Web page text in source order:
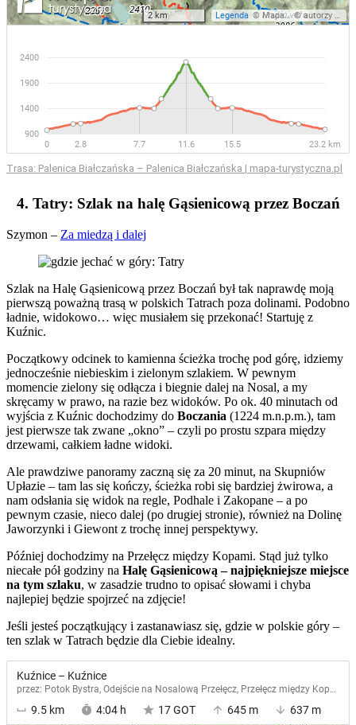
Trasa: Palenica Białczańska – Palenica Białczańska | mapa-turystyczna.pl
4. Tatry: Szlak na halę Gąsienicową przez Boczań
Szymon – Za miedzą i dalej
Szlak na Halę Gąsienicową przez Boczań był tak naprawdę moją
pierwszą poważną trasą w polskich Tatrach poza dolinami. Podobno
ładnie, widokowo… więc musiałem się przekonać! Startuję z
Kuźnic.
Początkowy odcinek to kamienna ścieżka trochę pod górę, idziemy
jednocześnie niebieskim i zielonym szlakiem. W pewnym
momencie zielony się odłącza i biegnie dalej na Nosal, a my
skręcamy w prawo, na razie bez widoków. Po ok. 40 minutach od
wyjścia z Kuźnic dochodzimy do Boczania (1224 m.n.p.m.), tam
jest pierwsze tak zwane „okno” – czyli po prostu szpara między
drzewami, całkiem ładne widoki.
Ale prawdziwe panoramy zaczną się za 20 minut, na Skupniów
Upłazie – tam las się kończy, ścieżka robi się bardziej żwirowa, a
nam odsłania się widok na regle, Podhale i Zakopane – a po
pewnym czasie, nieco dalej (po drugiej stronie), również na Dolinę
Jaworzynki i Giewont z trochę innej perspektywy.
Później dochodzimy na Przełęcz między Kopami. Stąd już tylko
niecałe pół godziny na Halę Gąsienicową – najpiękniejsze miejsce
na tym szlaku, w zasadzie trudno to opisać słowami i chyba
najlepiej będzie spojrzeć na zdjęcie!
Jeśli jesteś początkujący i zastanawiasz się, gdzie w polskie góry –
ten szlak w Tatrach będzie dla Ciebie idealny.